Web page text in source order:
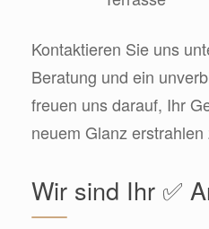
Kontaktieren Sie uns
Beratung und ein
freuen uns darauf, Ihr
neuem Glanz erstrahlen
Wir sind Ihr ✅